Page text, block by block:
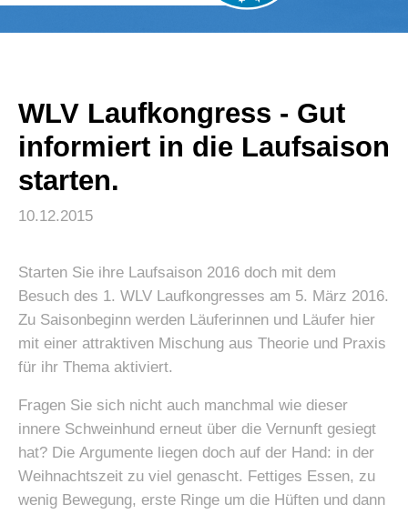
WLV Laufkongress - Gut
informiert in die Laufsaison
starten.
10.12.2015
Starten Sie ihre Laufsaison 2016 doch mit dem
Besuch des 1. WLV Laufkongresses am 5. März 2016.
Zu Saisonbeginn werden Läuferinnen und Läufer hier
mit einer attraktiven Mischung aus Theorie und Praxis
für ihr Thema aktiviert.
Fragen Sie sich nicht auch manchmal wie dieser
innere Schweinhund erneut über die Vernunft gesiegt
hat? Die Argumente liegen doch auf der Hand: in der
Weihnachtszeit zu viel genascht. Fettiges Essen, zu
wenig Bewegung, erste Ringe um die Hüften und dann